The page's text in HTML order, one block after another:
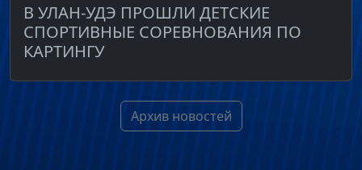
В УЛАН-УДЭ ПРОШЛИ ДЕТСКИЕ
СПОРТИВНЫЕ СОРЕВНОВАНИЯ ПО
КАРТИНГУ
Архив новостей